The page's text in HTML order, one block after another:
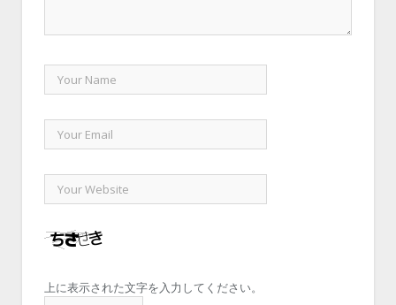
上に表示された文字を入力してください。